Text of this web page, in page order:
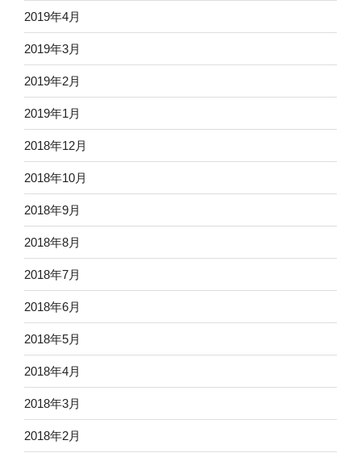
2019年4月
2019年3月
2019年2月
2019年1月
2018年12月
2018年10月
2018年9月
2018年8月
2018年7月
2018年6月
2018年5月
2018年4月
2018年3月
2018年2月